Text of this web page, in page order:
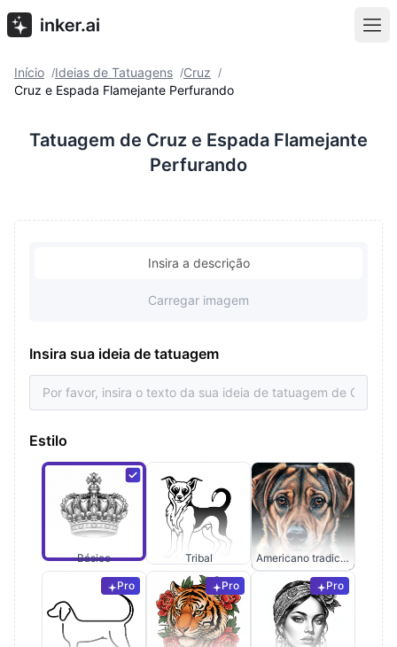
Início /Ideias de Tatuagens /Cruz /
Cruz e Espada Flamejante Perfurando
Tatuagem de Cruz e Espada Flamejante
Perfurando
Insira a descrição
Carregar imagem
Insira sua ideia de tatuagem
Estilo
Básico Tribal Americano tradicional
Pro Pro Pro